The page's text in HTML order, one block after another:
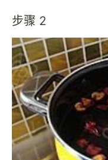
步骤 2